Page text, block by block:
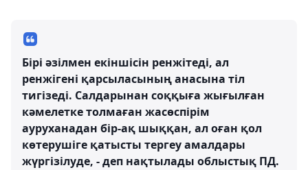
Бірі әзілмен екіншісін ренжітеді, ал
ренжігені қарсыласының анасына тіл
тигізеді. Салдарынан соққыға жығылған
кәмелетке толмаған жасөспірім
ауруханадан бір-ақ шыққан, ал оған қол
көтерушіге қатысты тергеу амалдары
жүргізілуде, - деп нақтылады облыстық ПД.